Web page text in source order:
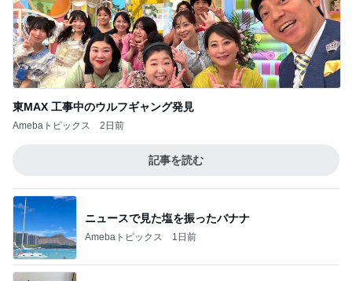
東MAX 工事中のウルフギャング発見
Amebaトピックス 2日前
記事を読む
ニュースで見た塩を振ったバナナ
Amebaトピックス 1日前